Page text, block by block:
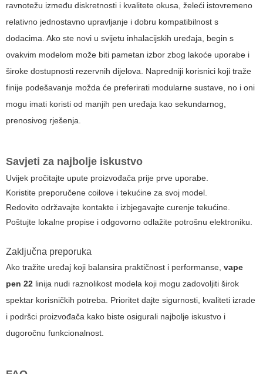
ravnotežu između diskretnosti i kvalitete okusa, želeći istovremeno
relativno jednostavno upravljanje i dobru kompatibilnost s
dodacima. Ako ste novi u svijetu inhalacijskih uređaja, begin s
ovakvim modelom može biti pametan izbor zbog lakoće uporabe i
široke dostupnosti rezervnih dijelova. Napredniji korisnici koji traže
finije podešavanje možda će preferirati modularne sustave, no i oni
mogu imati koristi od manjih pen uređaja kao sekundarnog,
prenosivog rješenja.
Savjeti za najbolje iskustvo
Uvijek pročitajte upute proizvođača prije prve uporabe.
Koristite preporučene coilove i tekućine za svoj model.
Redovito održavajte kontakte i izbjegavajte curenje tekućine.
Poštujte lokalne propise i odgovorno odlažite potrošnu elektroniku.
Zaključna preporuka
Ako tražite uređaj koji balansira praktičnost i performanse, vape
pen 22 linija nudi raznolikost modela koji mogu zadovoljiti širok
spektar korisničkih potreba. Prioritet dajte sigurnosti, kvaliteti izrade
i podršci proizvođača kako biste osigurali najbolje iskustvo i
dugoročnu funkcionalnost.